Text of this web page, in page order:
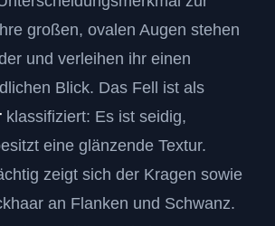
großen, ovalen Augen stehen
und verleihen ihr einen
Blick. Das Fell ist als
klassifiziert: Es ist seidig,
eine glänzende Textur.
zeigt sich der Kragen sowie
an Flanken und Schwanz.